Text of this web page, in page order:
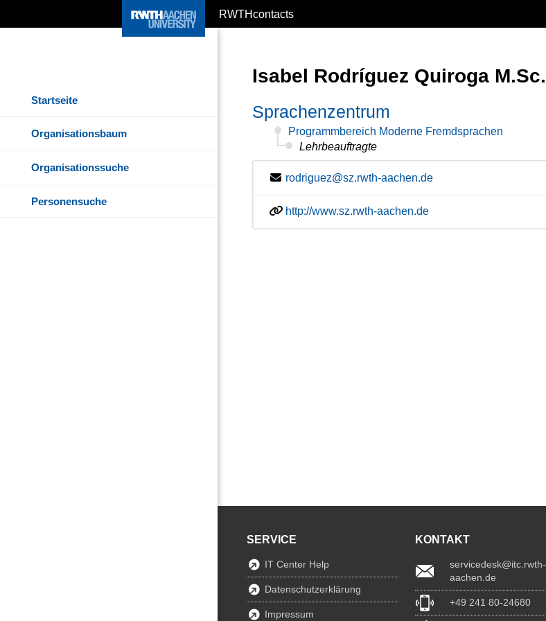
RWTHcontacts
Startseite
Organisationsbaum
Organisationssuche
Personensuche
Isabel Rodríguez Quiroga M.Sc.
Sprachenzentrum
Programmbereich Moderne Fremdsprachen
Lehrbeauftragte
rodriguez@sz.rwth-aachen.de
http://www.sz.rwth-aachen.de
SERVICE
IT Center Help
Datenschutzerklärung
Impressum
KONTAKT
servicedesk@itc.rwth-
aachen.de
+49 241 80-24680